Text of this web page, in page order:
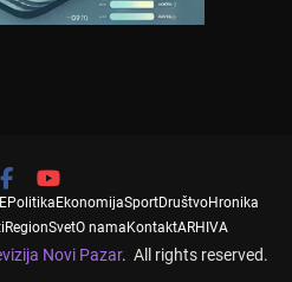
Politika EkonomijaSportDruštvoHronika
RegionSvetO nama KontaktARHIVA
Novi Pazar. All rights reserved.